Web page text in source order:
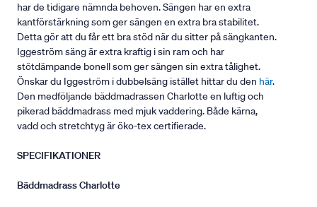
har de tidigare nämnda behoven. Sängen har en extra
kantförstärkning som ger sängen en extra bra stabilitet.
Detta gör att du får ett bra stöd när du sitter på sängkanten.
Iggeström säng är extra kraftig i sin ram och har
stötdämpande bonell som ger sängen sin extra tålighet.
Önskar du Iggeström i dubbelsäng istället hittar du den här.
Den medföljande bäddmadrassen Charlotte en luftig och
pikerad bäddmadrass med mjuk vaddering. Både kärna,
vadd och stretchtyg är öko-tex certifierade.
SPECIFIKATIONER
Bäddmadrass Charlotte